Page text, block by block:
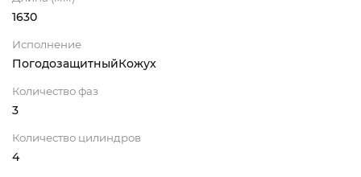
1630
Исполнение
ПогодозащитныйКожух
Количество фаз
3
Количество цилиндров
4